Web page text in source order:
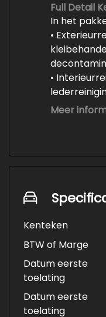
polijsten
Full Detail
In het
•
•
• 3-staps
•
Meer
Kenteken
BTW of Marge
Datum eerste
toelating
Datum eerste
toelating